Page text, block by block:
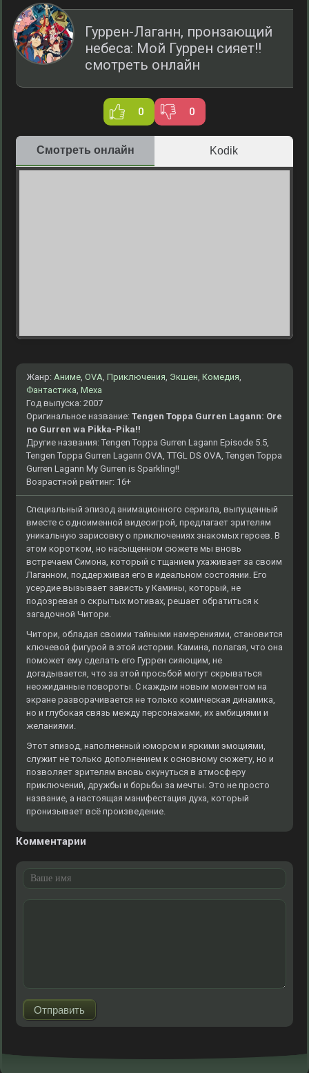
Гуррен-Лаганн, пронзающий
небеса: Мой Гуррен сияет!!
смотреть онлайн
0 0
Смотреть онлайн Kodik
Жанр: Аниме, OVA, Приключения, Экшен, Комедия,
Фантастика, Меха
Год выпуска: 2007
Оригинальное название: Tengen Toppa Gurren Lagann: Ore
no Gurren wa Pikka-Pika!!
Другие названия: Tengen Toppa Gurren Lagann Episode 5.5,
Tengen Toppa Gurren Lagann OVA, TTGL DS OVA, Tengen Toppa
Gurren Lagann My Gurren is Sparkling!!
Возрастной рейтинг: 16+
Специальный эпизод анимационного сериала, выпущенный
вместе с одноименной видеоигрой, предлагает зрителям
уникальную зарисовку о приключениях знакомых героев. В
этом коротком, но насыщенном сюжете мы вновь
встречаем Симона, который с тщанием ухаживает за своим
Лаганном, поддерживая его в идеальном состоянии. Его
усердие вызывает зависть у Камины, который, не
подозревая о скрытых мотивах, решает обратиться к
загадочной Читори.
Читори, обладая своими тайными намерениями, становится
ключевой фигурой в этой истории. Камина, полагая, что она
поможет ему сделать его Гуррен сияющим, не
догадывается, что за этой просьбой могут скрываться
неожиданные повороты. С каждым новым моментом на
экране разворачивается не только комическая динамика,
но и глубокая связь между персонажами, их амбициями и
желаниями.
Этот эпизод, наполненный юмором и яркими эмоциями,
служит не только дополнением к основному сюжету, но и
позволяет зрителям вновь окунуться в атмосферу
приключений, дружбы и борьбы за мечты. Это не просто
название, а настоящая манифестация духа, который
пронизывает всё произведение.
Комментарии